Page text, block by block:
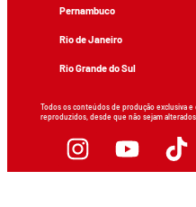
Pernambuco
Rio de Janeiro
Rio Grande do Sul
Todos os conteúdos de produção exclusiva
reproduzidos, desde que não sejam